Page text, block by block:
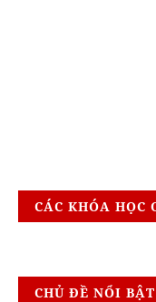
CÁC KHÓA HỌC
CHỦ ĐỀ NỔI BẬT